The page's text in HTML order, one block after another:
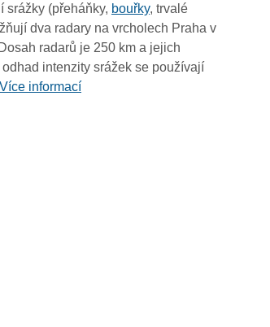
17:45
17:35
17:25
17:15
srážky (přeháňky, bouřky, trvalé
dva radary na vrcholech Praha v
radarů je 250 km a jejich
intenzity srážek se používají
Více informací